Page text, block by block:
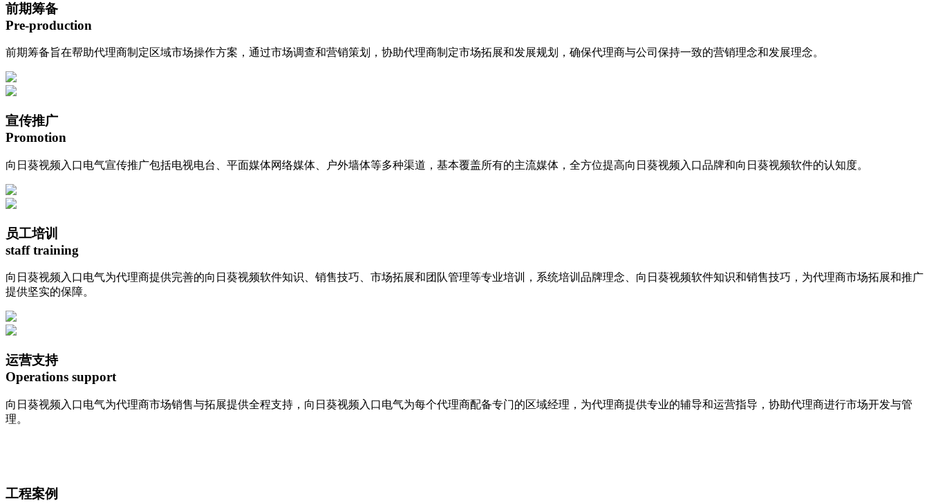
前期筹备
Pre-production
前期筹备旨在帮助代理商制定区域市场操作方案，通过市场调查和营销策划，协助代理商制定市场拓展和发展规划，确保代理商与公司保持一致的营销理念和发展理念。
宣传推广
Promotion
向日葵视频入口电气宣传推广包括电视电台、平面媒体网络媒体、户外墙体等多种渠道，基本覆盖所有的主流媒体，全方位提高向日葵视频入口品牌和向日葵视频软件的认知度。
员工培训
staff training
向日葵视频入口电气为代理商提供完善的向日葵视频软件知识、销售技巧、市场拓展和团队管理等专业培训，系统培训品牌理念、向日葵视频软件知识和销售技巧，为代理商市场拓展和推广
提供坚实的保障。
运营支持
Operations support
向日葵视频入口电气为代理商市场销售与拓展提供全程支持，向日葵视频入口电气为每个代理商配备专门的区域经理，为代理商提供专业的辅导和运营指导，协助代理商进行市场开发与管
理。
工程案例